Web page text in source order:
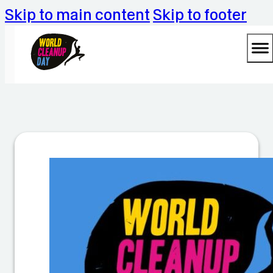
Skip to main content Skip to footer
r
u
e
n